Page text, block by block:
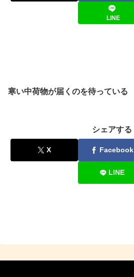
LINE
寒い中荷物が届くのを待っている
シェアする
X Facebook
LINE